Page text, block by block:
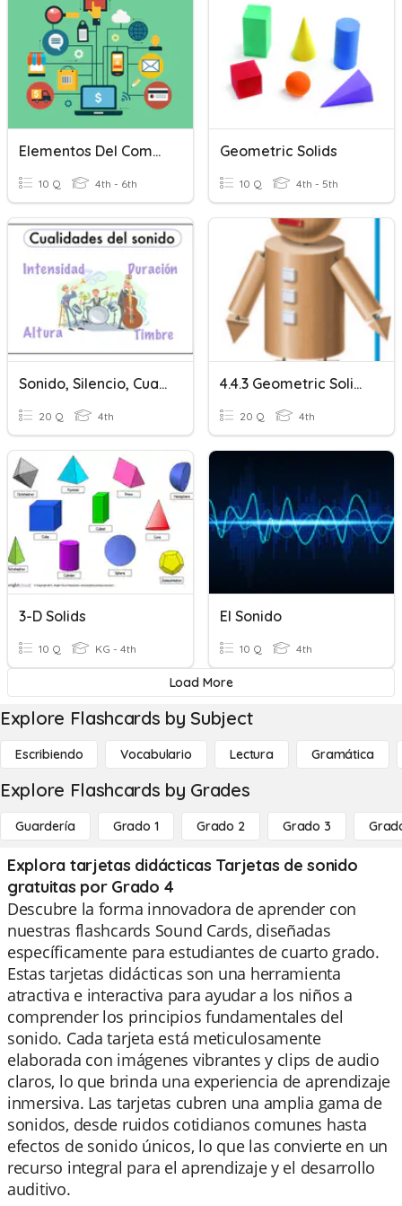
Elementos Del Computador
10 Q 4th - 6th
Geometric Solids
10 Q 4th - 5th
Sonido, Silencio, Cualidades Del Sonido
20 Q 4th
4.4.3 Geometric Solids
20 Q 4th
3-D Solids
10 Q KG - 4th
El Sonido
10 Q 4th
Load More
Explore Flashcards by Subject
Escribiendo Vocabulario Lectura Gramática
Explore Flashcards by Grades
Guardería Grado 1 Grado 2 Grado 3
Explora tarjetas didácticas Tarjetas de sonido
gratuitas por Grado 4
Descubre la forma innovadora de aprender con
nuestras flashcards Sound Cards, diseñadas
específicamente para estudiantes de cuarto grado.
Estas tarjetas didácticas son una herramienta
atractiva e interactiva para ayudar a los niños a
comprender los principios fundamentales del
sonido. Cada tarjeta está meticulosamente
elaborada con imágenes vibrantes y clips de audio
claros, lo que brinda una experiencia de aprendizaje
inmersiva. Las tarjetas cubren una amplia gama de
sonidos, desde ruidos cotidianos comunes hasta
efectos de sonido únicos, lo que las convierte en un
recurso integral para el aprendizaje y el desarrollo
auditivo.